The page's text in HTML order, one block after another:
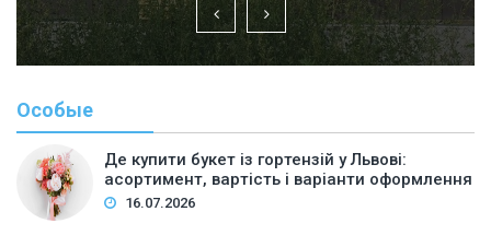
Особые
Де купити букет із гортензій у Львові:
асортимент, вартість і варіанти оформлення
16.07.2026